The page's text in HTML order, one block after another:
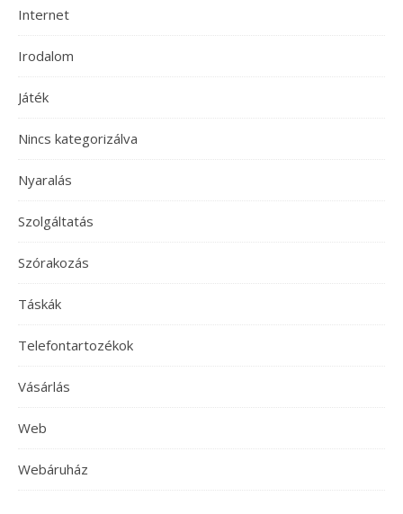
Internet
Irodalom
Játék
Nincs kategorizálva
Nyaralás
Szolgáltatás
Szórakozás
Táskák
Telefontartozékok
Vásárlás
Web
Webáruház